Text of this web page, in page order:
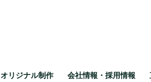
オリジナル制作 会社情報・採用情報